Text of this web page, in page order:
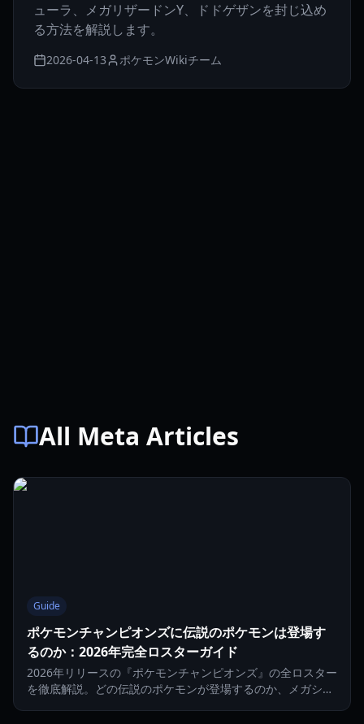
ューラ、メガリザードンY、ドドゲザンを封じ込め
る方法を解説します。
2026-04-13 ポケモンWikiチーム
All Meta Articles
Guide
ポケモンチャンピオンズに伝説のポケモンは登場す
るのか：2026年完全ロスターガイド
2026年リリースの『ポケモンチャンピオンズ』の全ロスター
を徹底解説。どの伝説のポケモンが登場するのか、メガシン